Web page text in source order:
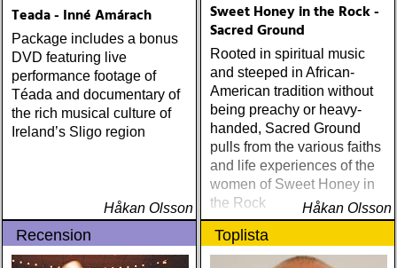
Teada - Inné Amárach
Package includes a bonus
DVD featuring live
performance footage of
Téada and documentary of
the rich musical culture of
Ireland’s Sligo region
Håkan Olsson
Sweet Honey in the Rock -
Sacred Ground
Rooted in spiritual music
and steeped in African-
American tradition without
being preachy or heavy-
handed, Sacred Ground
pulls from the various faiths
and life experiences of the
women of Sweet Honey in
the Rock
Håkan Olsson
Recension Toplista